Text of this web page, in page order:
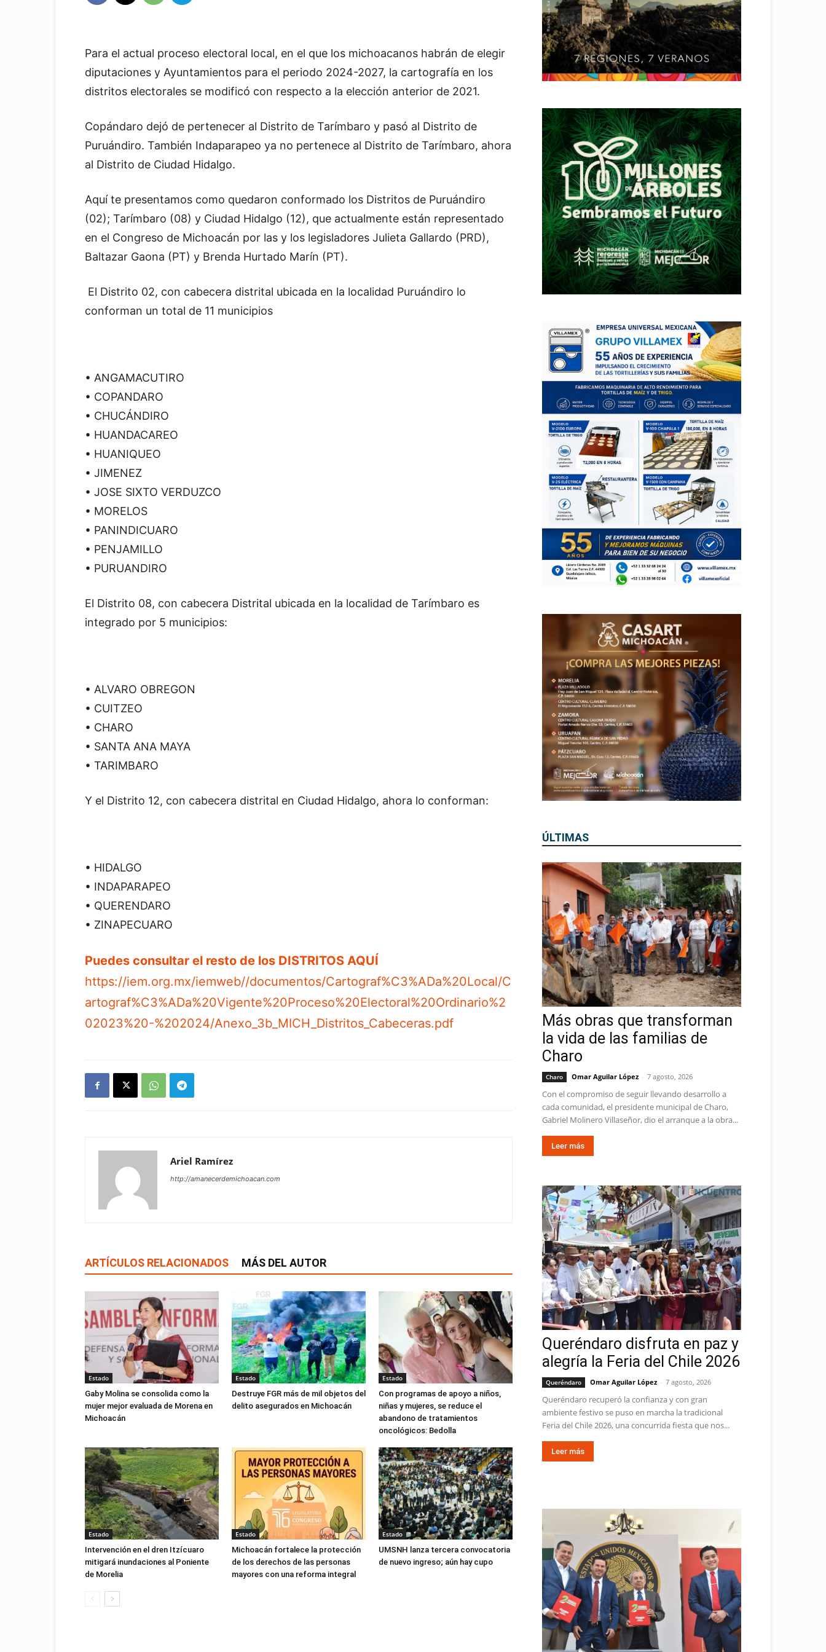
Para el actual proceso electoral local, en el que los michoacanos habrán de elegir
diputaciones y Ayuntamientos para el periodo 2024-2027, la cartografía en los
distritos electorales se modificó con respecto a la elección anterior de 2021.
Copándaro dejó de pertenecer al Distrito de Tarímbaro y pasó al Distrito de
Puruándiro. También Indaparapeo ya no pertenece al Distrito de Tarímbaro, ahora
al Distrito de Ciudad Hidalgo.
Aquí te presentamos como quedaron conformado los Distritos de Puruándiro
(02); Tarímbaro (08) y Ciudad Hidalgo (12), que actualmente están representado
en el Congreso de Michoacán por las y los legisladores Julieta Gallardo (PRD),
Baltazar Gaona (PT) y Brenda Hurtado Marín (PT).
El Distrito 02, con cabecera distrital ubicada en la localidad Puruándiro lo
conforman un total de 11 municipios
• ANGAMACUTIRO
• COPANDARO
• CHUCÁNDIRO
• HUANDACAREO
• HUANIQUEO
• JIMENEZ
• JOSE SIXTO VERDUZCO
• MORELOS
• PANINDICUARO
• PENJAMILLO
• PURUANDIRO
El Distrito 08, con cabecera Distrital ubicada en la localidad de Tarímbaro es
integrado por 5 municipios:
• ALVARO OBREGON
• CUITZEO
• CHARO
• SANTA ANA MAYA
• TARIMBARO
Y el Distrito 12, con cabecera distrital en Ciudad Hidalgo, ahora lo conforman:
• HIDALGO
• INDAPARAPEO
• QUERENDARO
• ZINAPECUARO
Puedes consultar el resto de los DISTRITOS AQUÍ
https://iem.org.mx/iemweb//documentos/Cartograf%C3%ADa%20Local/C
artograf%C3%ADa%20Vigente%20Proceso%20Electoral%20Ordinario%2
02023%20-%202024/Anexo_3b_MICH_Distritos_Cabeceras.pdf
Ariel Ramírez
http://amanecerdemichoacan.com
ARTÍCULOS RELACIONADOS MÁS DEL AUTOR
Estado
Gaby Molina se consolida como la
mujer mejor evaluada de Morena en
Michoacán
Estado
Destruye FGR más de mil objetos del
delito asegurados en Michoacán
Estado
Con programas de apoyo a niños,
niñas y mujeres, se reduce el
abandono de tratamientos
oncológicos: Bedolla
Estado
Intervención en el dren Itzícuaro
mitigará inundaciones al Poniente
de Morelia
Estado
Michoacán fortalece la protección
de los derechos de las personas
mayores con una reforma integral
Estado
UMSNH lanza tercera convocatoria
de nuevo ingreso; aún hay cupo
ÚLTIMAS
Más obras que transforman
la vida de las familias de
Charo
Charo Omar Aguilar López - 7 agosto, 2026
Con el compromiso de seguir llevando desarrollo a
cada comunidad, el presidente municipal de Charo,
Gabriel Molinero Villaseñor, dio el arranque a la obra...
Leer más
Queréndaro disfruta en paz y
alegría la Feria del Chile 2026
Queréndaro Omar Aguilar López - 7 agosto, 2026
Queréndaro recuperó la confianza y con gran
ambiente festivo se puso en marcha la tradicional
Feria del Chile 2026, una concurrida fiesta que nos...
Leer más